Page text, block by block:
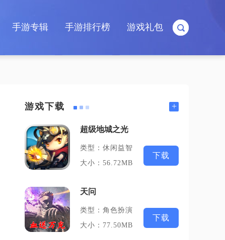
手游专辑 手游排行榜 游戏礼包
游戏下载 +
超级地城之光
类型：休闲益智
大小：56.72MB
下载
天问
类型：角色扮演
大小：77.50MB
下载